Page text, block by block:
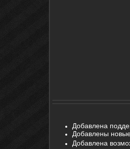
Добавлена
Добавлены
Добавлена